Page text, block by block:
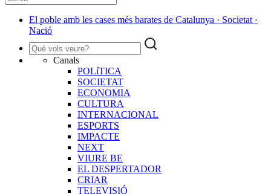
El poble amb les cases més barates de Catalunya · Societat ·
Nació
Canals
POLíTICA
SOCIETAT
ECONOMIA
CULTURA
INTERNACIONAL
ESPORTS
IMPACTE
NEXT
VIURE BE
EL DESPERTADOR
CRIAR
TELEVISIÓ